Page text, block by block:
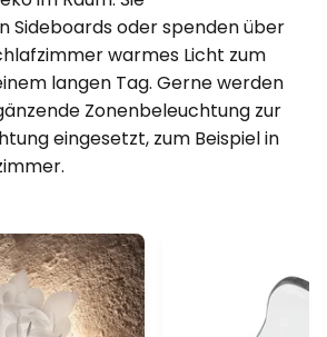
Sideboards oder spenden über
warmes Licht zum
langen Tag. Gerne werden
Zonenbeleuchtung zur
eingesetzt, zum Beispiel in